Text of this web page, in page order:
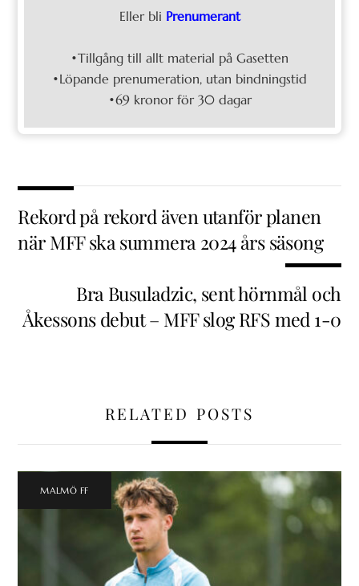
Eller bli Prenumerant
•Tillgång till allt material på Gasetten
•Löpande prenumeration, utan bindningstid
•69 kronor för 30 dagar
Rekord på rekord även utanför planen
när MFF ska summera 2024 års säsong
Bra Busuladzic, sent hörnmål och
Åkessons debut – MFF slog RFS med 1-0
RELATED POSTS
MALMÖ FF